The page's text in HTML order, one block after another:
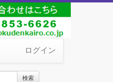
ログイン
検索